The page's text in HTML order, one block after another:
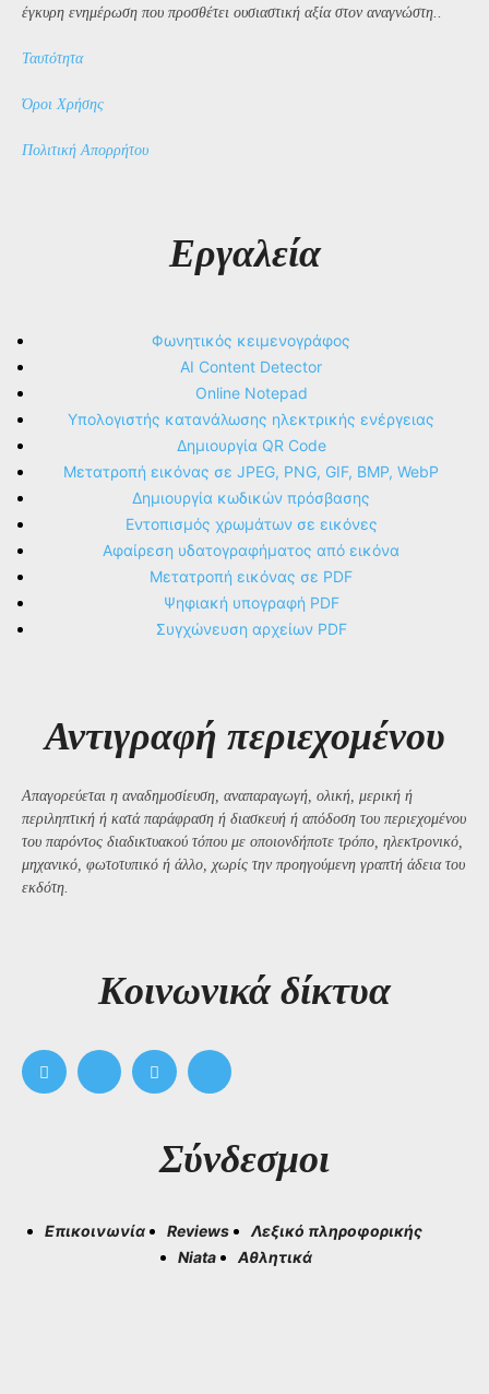
έγκυρη ενημέρωση που προσθέτει ουσιαστική αξία στον αναγνώστη..
Ταυτότητα
Όροι Χρήσης
Πολιτική Απορρήτου
Εργαλεία
Φωνητικός κειμενογράφος
AI Content Detector
Online Notepad
Υπολογιστής κατανάλωσης ηλεκτρικής ενέργειας
Δημιουργία QR Code
Μετατροπή εικόνας σε JPEG, PNG, GIF, BMP, WebP
Δημιουργία κωδικών πρόσβασης
Εντοπισμός χρωμάτων σε εικόνες
Αφαίρεση υδατογραφήματος από εικόνα
Μετατροπή εικόνας σε PDF
Ψηφιακή υπογραφή PDF
Συγχώνευση αρχείων PDF
Αντιγραφή περιεχομένου
Απαγορεύεται η αναδημοσίευση, αναπαραγωγή, ολική, μερική ή
περιληπτική ή κατά παράφραση ή διασκευή ή απόδοση του περιεχομένου
του παρόντος διαδικτυακού τόπου με οποιονδήποτε τρόπο, ηλεκτρονικό,
μηχανικό, φωτοτυπικό ή άλλο, χωρίς την προηγούμενη γραπτή άδεια του
εκδότη.
Kοινωνικά δίκτυα
Σύνδεσμοι
Επικοινωνία Reviews
Λεξικό πληροφορικής
Niata
Αθλητικά